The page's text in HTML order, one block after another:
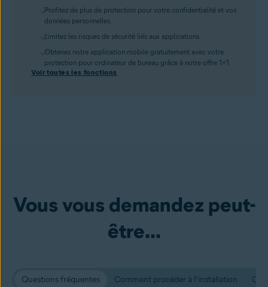
Profitez de plus de protection pour votre confidentialité et vos
données personnelles.
Limitez les risques de sécurité liés aux applications.
Obtenez notre application mobile gratuitement avec votre
protection pour ordinateur de bureau grâce à notre offre 1+1.
Voir toutes les fonctions
Vous vous demandez peut-
être...
Questions fréquentes Comment procéder à l’installation